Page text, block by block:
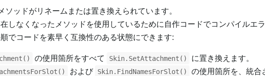
ソッドがリネームまたは置き換えられています。
しなくなったメソッドを使用しているために自作コードでコンパイルエ
でコードを素早く互換性のある状態にできます:
の使用箇所をすべて Skin.SetAttachment() に置き換えます。
および Skin.FindNamesForSlot() の使用箇所を、統合